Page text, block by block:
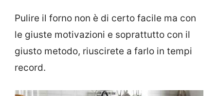
Pulire il forno non è di certo facile ma con
le giuste motivazioni e soprattutto con il
giusto metodo, riuscirete a farlo in tempi
record.